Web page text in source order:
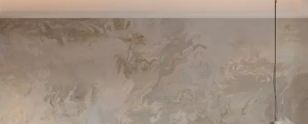
Formatul imaginii
Paletă de culori
Inteligent
Șterge toate filtrele